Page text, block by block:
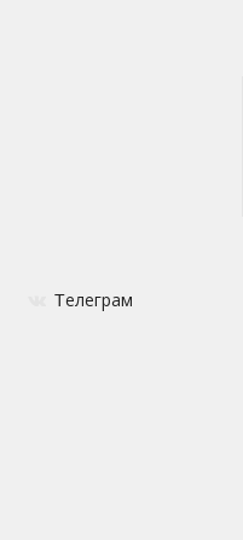
Телеграм